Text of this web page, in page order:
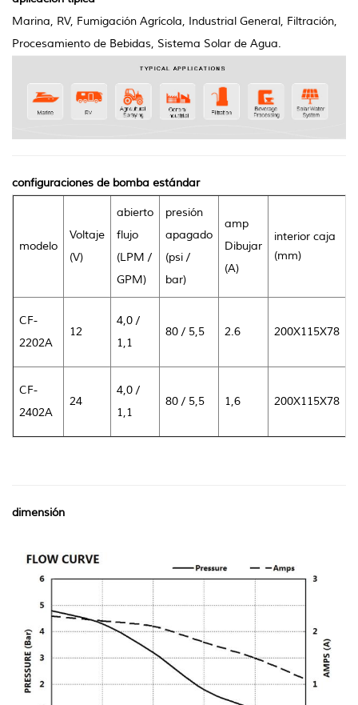
Marina, RV, Fumigación Agrícola, Industrial General, Filtración,
Procesamiento de Bebidas, Sistema Solar de Agua.
configuraciones de bomba estándar
modelo
Voltaje
(V)
abierto
flujo
(LPM /
GPM)
presión
apagado
(psi /
bar)
amp
Dibujar
(A)
interior caja
(mm)
CF-
2202A
12
4,0 /
1,1
80 / 5,5 2.6 200X115X78
CF-
2402A
24
4,0 /
1,1
80 / 5,5 1,6 200X115X78
dimensión